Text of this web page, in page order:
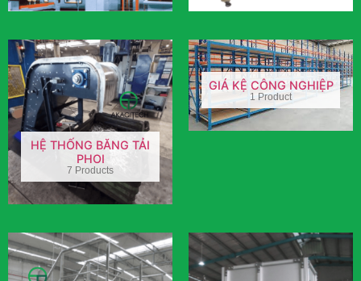
HỆ THỐNG BĂNG TẢI
PHOI
7 Products
GIÁ KỆ CÔNG NGHIỆP
1 Product